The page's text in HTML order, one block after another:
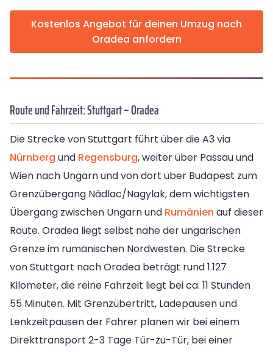
Kostenlos Angebot für deinen Umzug nach
Oradea anfordern
Route und Fahrzeit: Stuttgart – Oradea
Die Strecke von Stuttgart führt über die A3 via
Nürnberg und Regensburg, weiter über Passau und
Wien nach Ungarn und von dort über Budapest zum
Grenzübergang Nădlac/Nagylak, dem wichtigsten
Übergang zwischen Ungarn und Rumänien auf dieser
Route. Oradea liegt selbst nahe der ungarischen
Grenze im rumänischen Nordwesten. Die Strecke
von Stuttgart nach Oradea beträgt rund 1.127
Kilometer, die reine Fahrzeit liegt bei ca. 11 Stunden
55 Minuten. Mit Grenzübertritt, Ladepausen und
Lenkzeitpausen der Fahrer planen wir bei einem
Direkttransport 2-3 Tage Tür-zu-Tür, bei einer